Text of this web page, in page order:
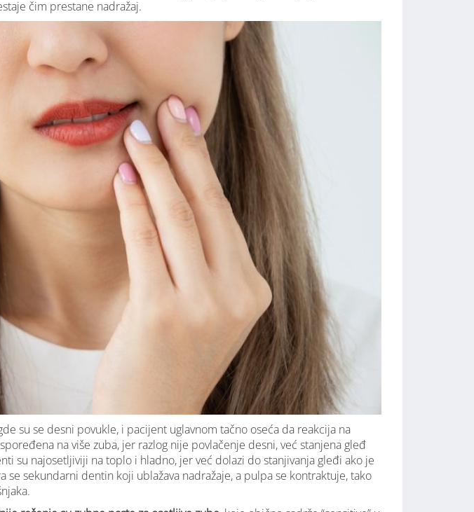
čim prestane nadražaj.
su se desni povukle, i pacijent uglavnom tačno oseća da reakcija na
na više zuba, jer razlog nije povlačenje desni, već stanjena gleđ
su najosetljiviji na toplo i hladno, jer već dolazi do stanjivanja gleđi ako je
se sekundarni dentin koji ublažava nadražaje, a pulpa se kontraktuje, tako